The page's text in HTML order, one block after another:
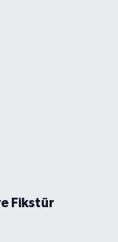
Fikstür